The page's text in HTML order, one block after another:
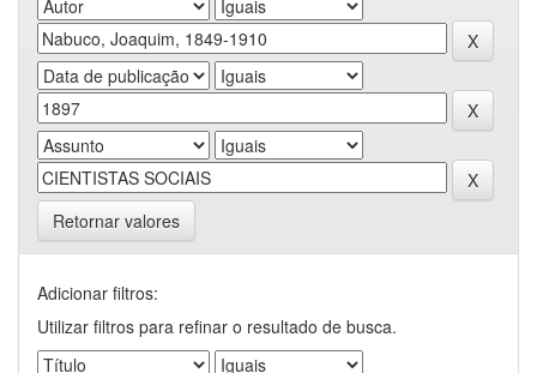
Retornar valores
Adicionar filtros:
Utilizar filtros para refinar o resultado de busca.